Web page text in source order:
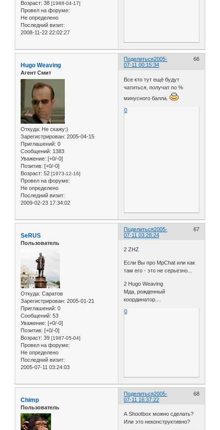
Возраст: 38 [1988-04-17]
Провел на форуме:
Не определено
Последний визит:
2008-11-22 22:02:27
Поделиться 66
2005-
07-11 00:15:34
Hugo Weaving
Агент Смит
Откуда: Не скажу:)
Зарегистрирован: 2005-04-15
Приглашений: 0
Сообщений: 1383
Уважение: [+0/-0]
Позитив: [+0/-0]
Возраст: 52 [1973-12-16]
Провел на форуме:
Не определено
Последний визит:
2009-02-23 17:34:02
Все кто тут ещё будут
чатиться, получат по %
минусного балла.
0
Поделиться 67
2005-
07-11 03:28:24
SeRUS
Пользователь
Откуда: Саратов
Зарегистрирован: 2005-01-21
Приглашений: 0
Сообщений: 53
Уважение: [+0/-0]
Позитив: [+0/-0]
Возраст: 39 [1987-05-04]
Провел на форуме:
Не определено
Последний визит:
2005-07-11 03:24:03
2 ZHZ
Если Вы про MpChat или как
там его - это не серьезно...
2 Hugo Weaving
Мда, рожденный
координатор....
0
Поделиться 68
2005-
07-11 16:37:22
Chimp
Пользователь
А Shootbox можно сделать?
Или это неконструктивно?